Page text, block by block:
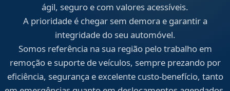
ágil, seguro e com valores acessíveis.
A prioridade é chegar sem demora e garantir a
integridade do seu automóvel.
Somos referência na sua região pelo trabalho em
remoção e suporte de veículos, sempre prezando por
eficiência, segurança e excelente custo-benefício, tanto